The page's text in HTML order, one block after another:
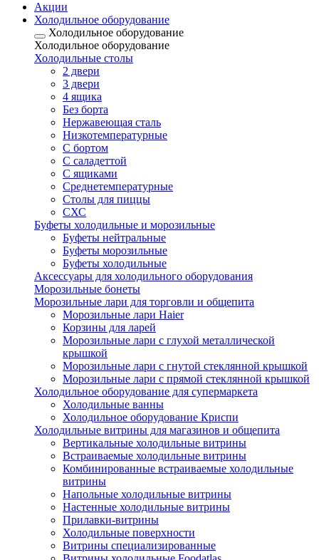
Почта:
horeca18@mail.ru
horeca.e@mail.ru
Акции
Холодильное оборудование
Холодильное оборудование
Холодильное оборудование
Холодильные столы
2 двери
3 двери
4 ящика
Без борта
Нержавеющая сталь
Низкотемпературные
С бортом
С саладеттой
С ящиками
Среднетемпературные
Столы для пиццы
СХС
Буфеты холодильные и морозильные
Буфеты нейтральные
Буфеты морозильные
Буфеты холодильные
Аксессуары для холодильного оборудования
Морозильные бонеты
Морозильные лари для торговли и общепита
Морозильные лари Haier
Корзины для ларей
Морозильные лари с глухой металлической
крышкой
Морозильные лари с гнутой стеклянной крышкой
Морозильные лари с прямой стеклянной крышкой
Холодильное оборудование для супермаркета
Холодильные ванны
Холодильное оборудование Криспи
Холодильные витрины для магазинов и общепита
Вертикальные холодильные витрины
Встраиваемые холодильные витрины
Комбинированные встраиваемые холодильные
витрины
Напольные холодильные витрины
Настенные холодильные витрины
Прилавки-витрины
Холодильные поверхности
Витрины специализированные